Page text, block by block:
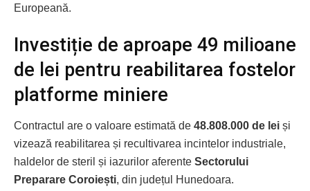
Europeană.
Investiție de aproape 49 milioane
de lei pentru reabilitarea fostelor
platforme miniere
Contractul are o valoare estimată de 48.808.000 de lei și
vizează reabilitarea și recultivarea incintelor industriale,
haldelor de steril și iazurilor aferente Sectorului
Preparare Coroiești, din județul Hunedoara.